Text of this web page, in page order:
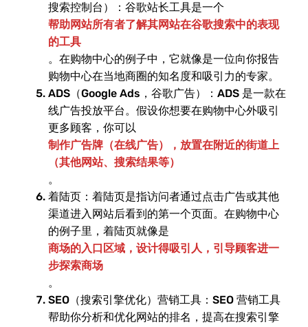
搜索控制台）：谷歌站长工具是一个
帮助网站所有者了解其网站在谷歌搜索中的表现
的工具
。在购物中心的例子中，它就像是一位向你报告
购物中心在当地商圈的知名度和吸引力的专家。
ADS（Google Ads，谷歌广告）：ADS 是一款在
线广告投放平台。假设你想要在购物中心外吸引
更多顾客，你可以
制作广告牌（在线广告），放置在附近的街道上
（其他网站、搜索结果等）
。
着陆页：着陆页是指访问者通过点击广告或其他
渠道进入网站后看到的第一个页面。在购物中心
的例子里，着陆页就像是
商场的入口区域，设计得吸引人，引导顾客进一
步探索商场
。
SEO（搜索引擎优化）营销工具：SEO 营销工具
帮助你分析和优化网站的排名，提高在搜索引擎